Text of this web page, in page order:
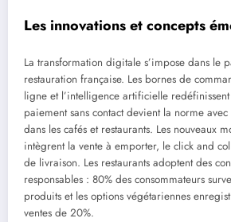
Les innovations et concepts
La transformation digitale s’impose dans le
restauration française. Les bornes de
ligne et l’intelligence artificielle
paiement sans contact devient la norme avec
dans les cafés et restaurants. Les nouveaux
intègrent la vente à emporter, le click and
de livraison. Les restaurants adoptent des
responsables : 80% des consommateurs
produits et les options végétariennes
ventes de 20%.